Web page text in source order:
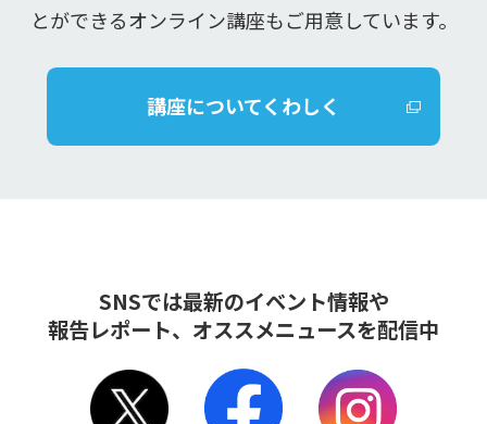
とができるオンライン講座もご用意しています。
講座についてくわしく
SNSでは最新のイベント情報や
報告レポート、オススメニュースを配信中